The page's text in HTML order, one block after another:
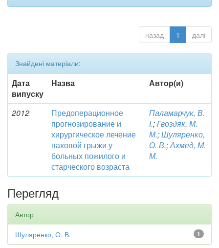
назад 1 далі
Знайдені матеріали:
Дата
випуску
Назва Автор(и)
2012
Предоперационное
прогнозирование и
хирургическое лечение
паховой грыжи у
больных пожилого и
старческого возраста
Паламарчук, В.
І.;Гвоздяк, М.
М.;Шуляренко,
О. В.;Ахмед, М.
М.
Перегляд
Автор
1
Шуляренко, О. В.